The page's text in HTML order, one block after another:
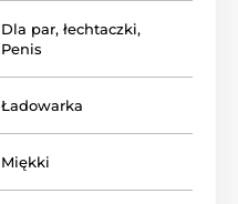
Dla par, łechtaczki,
Penis
Ładowarka
Miękki